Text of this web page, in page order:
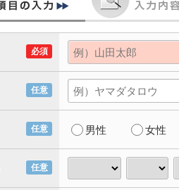
必須
任意
任意 男性 女性
任意